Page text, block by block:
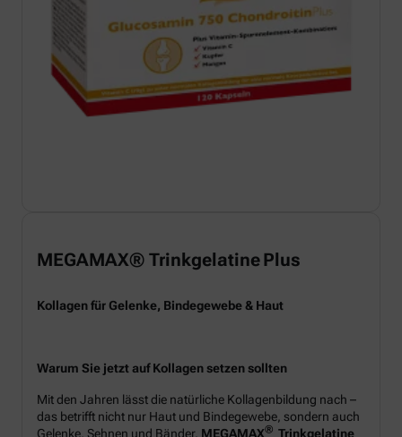
MEGAMAX® Trinkgelatine Plus
Kollagen für Gelenke, Bindegewebe & Haut
Warum Sie jetzt auf Kollagen setzen sollten
Mit den Jahren lässt die natürliche Kollagenbildung nach –
das betrifft nicht nur Haut und Bindegewebe, sondern auch
Gelenke, Sehnen und Bänder. MEGAMAX® Trinkgelatine